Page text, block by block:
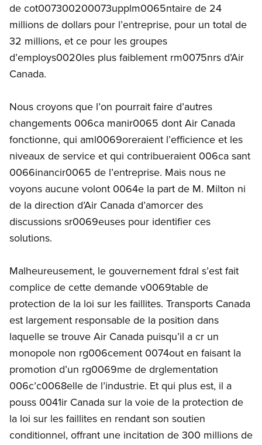
de cot007300200073upplm0065ntaire de 24
millions de dollars pour l’entreprise, pour un total de
32 millions, et ce pour les groupes
d’employs0020les plus faiblement rm0075nrs d’Air
Canada.
Nous croyons que l’on pourrait faire d’autres
changements 006ca manir0065 dont Air Canada
fonctionne, qui aml0069oreraient l’efficience et les
niveaux de service et qui contribueraient 006ca sant
0066inancir0065 de l’entreprise. Mais nous ne
voyons aucune volont 0064e la part de M. Milton ni
de la direction d’Air Canada d’amorcer des
discussions sr0069euses pour identifier ces
solutions.
Malheureusement, le gouvernement fdral s’est fait
complice de cette demande v0069table de
protection de la loi sur les faillites. Transports Canada
est largement responsable de la position dans
laquelle se trouve Air Canada puisqu’il a cr un
monopole non rg006cement 0074out en faisant la
promotion d’un rg0069me de drglementation
006c’c0068elle de l’industrie. Et qui plus est, il a
pouss 0041ir Canada sur la voie de la protection de
la loi sur les faillites en rendant son soutien
conditionnel, offrant une incitation de 300 millions de